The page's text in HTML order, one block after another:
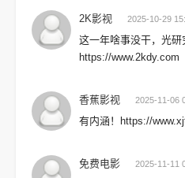
2K影视 2025-10-29
这一年啥事没干，光研
https://www.2kdy.com
香蕉影视 2025-11-06
有内涵！https://
免费电影 2025-11-11